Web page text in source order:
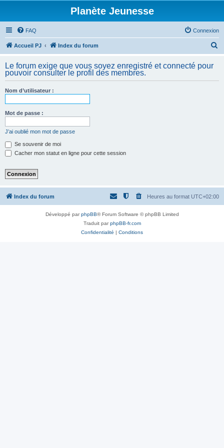
Planète Jeunesse
FAQ Connexion
Accueil PJ Index du forum
h
Le forum exige que vous soyez enregistré et connecté pour
pouvoir consulter le profil des membres.
Nom d’utilisateur :
Mot de passe :
J’ai oublié mon mot de passe
Se souvenir de moi
Cacher mon statut en ligne pour cette session
Index du forum Heures au format UTC+02:00
Développé parphpBB® Forum Software © phpBB Limited
Traduit parphpBB-fr.com
Confidentialité | Conditions